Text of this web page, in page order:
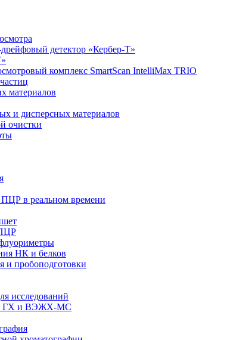
детектор «Кербер-Т»
комплекс SmartScan IntelliMax TRIO
материалов
и дисперсных материалов
очистки
в реальном времени
НК и белков
и пробоподготовки
исследований
ГХ и ВЭЖХ-МС